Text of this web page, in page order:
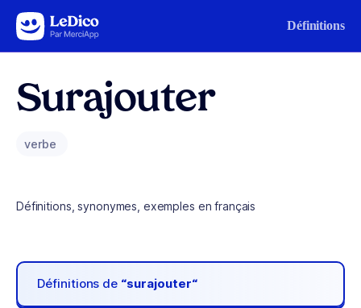
Aller au contenu Définitions
Surajouter
verbe
Définitions, synonymes, exemples en français
Définitions de “surajouter“